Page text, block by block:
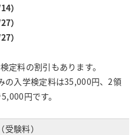
）
）
）
定料の割引もあります。
の入学検定料は35,000円、2領
円です。
験料）